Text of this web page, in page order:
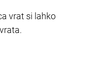
vrat si lahko